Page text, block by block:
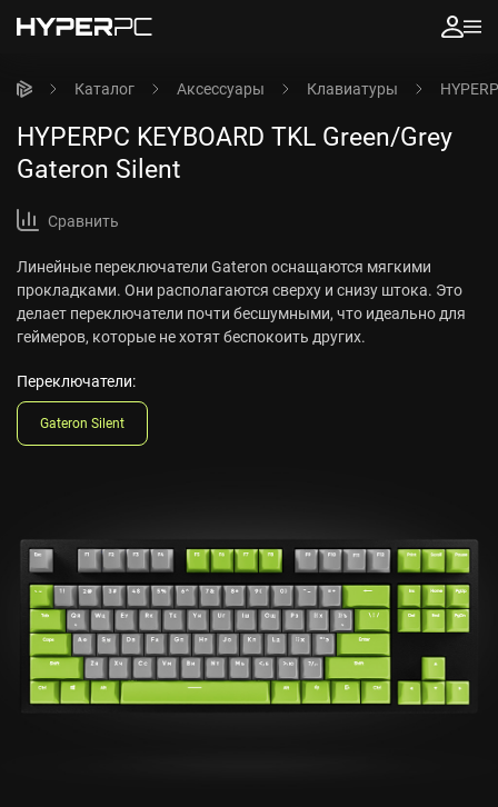
Каталог Аксессуары Клавиатуры
HYPERPC KEYBOARD TKL Green/Grey
Gateron Silent
Сравнить
Линейные переключатели Gateron оснащаются мягкими
прокладками. Они располагаются сверху и снизу штока. Это
делает переключатели почти бесшумными, что идеально для
геймеров, которые не хотят беспокоить других.
Переключатели:
Gateron Silent